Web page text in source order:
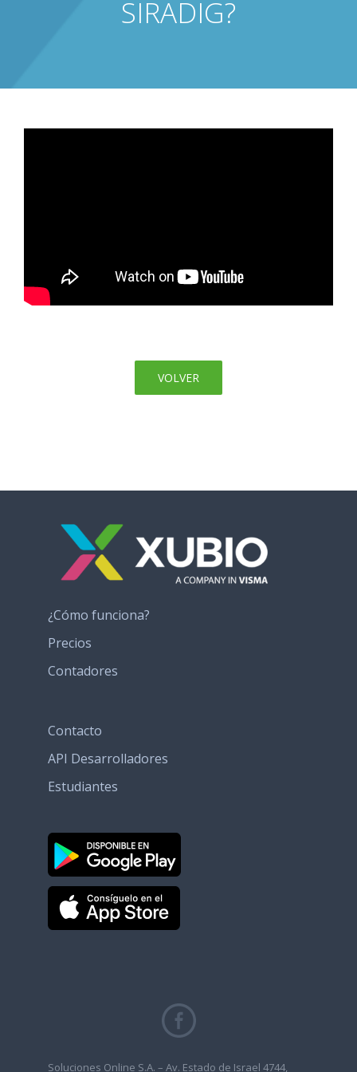
SIRADIG?
VOLVER
¿Cómo funciona?
Precios
Contadores
Contacto
API Desarrolladores
Estudiantes
Soluciones Online S.A. – Av. Estado de Israel 4744,